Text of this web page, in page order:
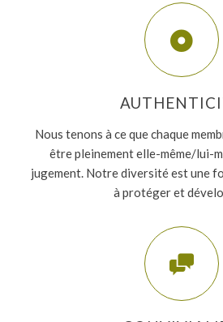
Nous tenons à ce que chaque
être pleinement elle-même/lui-
jugement. Notre diversité est une
à protéger et